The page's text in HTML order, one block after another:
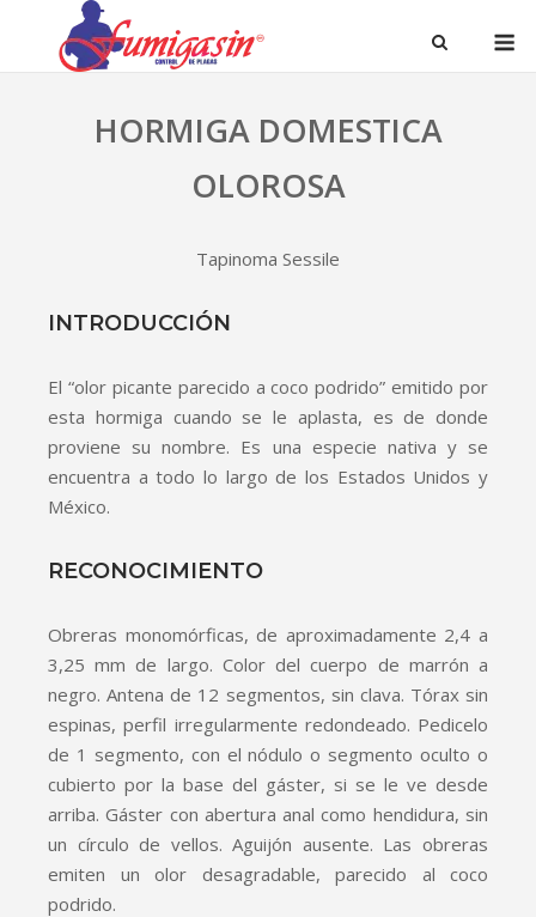
HORMIGA DOMESTICA
OLOROSA
Tapinoma Sessile
INTRODUCCIÓN
El “olor picante parecido a coco podrido” emitido por
esta hormiga cuando se le aplasta, es de donde
proviene su nombre. Es una especie nativa y se
encuentra a todo lo largo de los Estados Unidos y
México.
RECONOCIMIENTO
Obreras monomórficas, de aproximadamente 2,4 a
3,25 mm de largo. Color del cuerpo de marrón a
negro. Antena de 12 segmentos, sin clava. Tórax sin
espinas, perfil irregularmente redondeado. Pedicelo
de 1 segmento, con el nódulo o segmento oculto o
cubierto por la base del gáster, si se le ve desde
arriba. Gáster con abertura anal como hendidura, sin
un círculo de vellos. Aguijón ausente. Las obreras
emiten un olor desagradable, parecido al coco
podrido.